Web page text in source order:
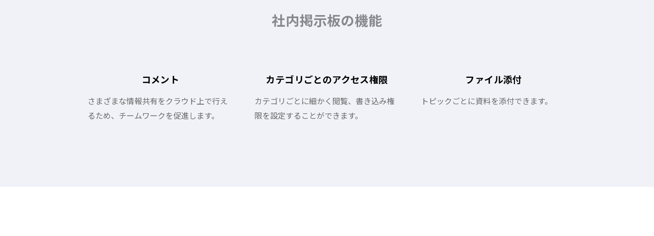
社内掲示板の機能
コメント
さまざまな情報共有をクラウド上で行え
るため、チームワークを促進します。
カテゴリごとのアクセス権限
カテゴリごとに細かく閲覧、書き込み権
限を設定することができます。
ファイル添付
トピックごとに資料を添付できます。